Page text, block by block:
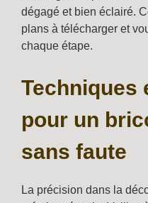
dégagé et bien éclairé.
plans à télécharger et
chaque étape.
Techniques
pour un
sans faute
La précision dans la